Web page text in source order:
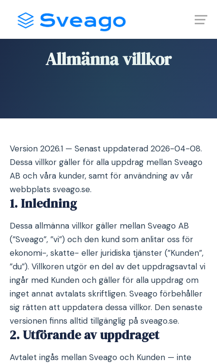
content
Allmänna villkor
Version 2026.1 — Senast uppdaterad 2026-04-08.
Dessa villkor gäller för alla uppdrag mellan Sveago
AB och våra kunder, samt för användning av vår
webbplats sveago.se.
1. Inledning
Dessa allmänna villkor gäller mellan Sveago AB
(”Sveago”, ”vi”) och den kund som anlitar oss för
ekonomi-, skatte- eller juridiska tjänster (”Kunden”,
”du”). Villkoren utgör en del av det uppdragsavtal vi
ingår med Kunden och gäller för alla uppdrag om
inget annat avtalats skriftligen. Sveago förbehåller
sig rätten att uppdatera dessa villkor. Den senaste
versionen finns alltid tillgänglig på sveago.se.
2. Utförande av uppdraget
Avtalet ingås mellan Sveago och Kunden — inte